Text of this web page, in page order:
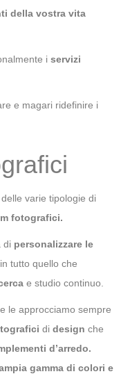
della vostra vita
i servizi
e magari ridefinire i
varie tipologie di
fotografici.
di personalizzare le
tutto quello che
e studio continuo.
le approcciamo sempre
di design che
d’arredo.
gamma di colori e